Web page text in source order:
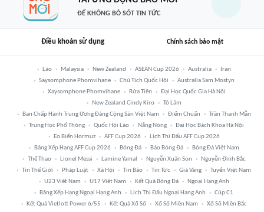
ĐỂ KHÔNG BỎ SÓT TIN TỨC
Điều khoản sử dụng Chính sách bảo mật
Lào Malaysia New Zealand ASEAN Cup 2026 Australia
Iran
Saysomphone Phomvihane
Chủ Tịch Quốc Hội
Australia Sam Mostyn
Xaysomphone Phomvihane
Rửa Tiền
Đại Học Quốc Gia Hà Nội
New Zealand Cindy Kiro
Tô Lâm
Ban Chấp Hành Trung Ương Đảng Cộng Sản Việt Nam
Điểm Chuẩn
Trần Thanh Mẫn
Trung Học Phổ Thông
Quốc Hội Lào Nắng Nóng
Đại Học Bách Khoa Hà Nội
Eo Biển Hormuz
AFF Cup 2026
Lịch Thi Đấu AFF Cup 2026
Bảng Xếp Hạng AFF Cup 2026
Bóng Đá Báo Bóng Đá
Bóng Đá Việt Nam
Thể Thao
Lionel Messi Lamine Yamal Nguyễn Xuân Son
Nguyễn Đình Bắc
Tin Thế Giới
Pháp Luật Xã Hội Tin Bão Tin Tức Giá Vàng
Tuyển Việt Nam
U23 Việt Nam
U17 Việt Nam Kết Quả Bóng Đá
Ngoại Hạng Anh
Bảng Xếp Hạng Ngoại Hạng Anh
Lịch Thi Đấu Ngoại Hạng Anh
Cúp C1
Kết Quả Vietlott Power 6/55
Kết Quả Xổ Số Xổ Số Miền Nam
Xổ Số Miền Bắc